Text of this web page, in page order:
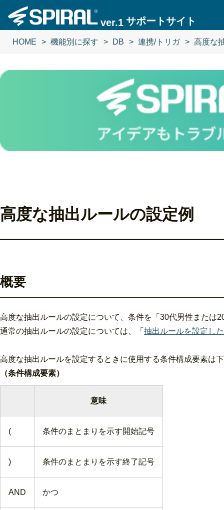
ver.1 サポートサイト
HOME 機能別に探す DB 連携/トリガ 高度な
高度な抽出ルールの設定例
概要
高度な抽出ルールの設定について、条件を「30代男性または
通常の抽出ルールの設定については、「 抽出ルールを設定し
高度な抽出ルールを設定するときに使用する条件構成要素は
（条件構成要素）
意味
( 条件のまとまりを示す開始記号
) 条件のまとまりを示す終了記号
AND かつ